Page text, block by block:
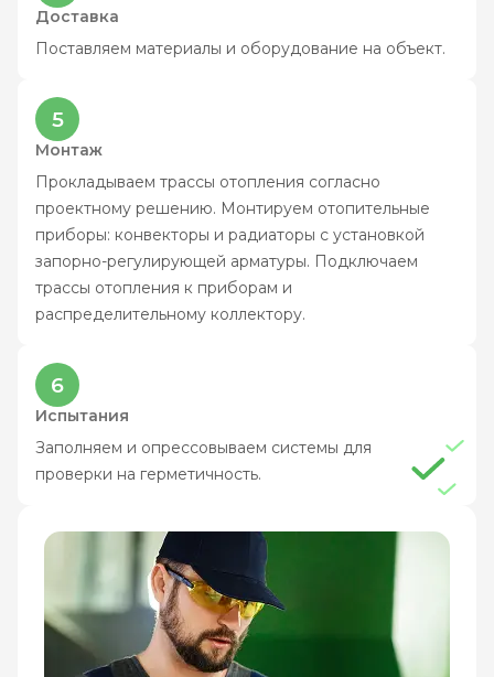
Доставка
Поставляем материалы и оборудование на объект.
5
Монтаж
Прокладываем трассы отопления согласно
проектному решению. Монтируем отопительные
приборы: конвекторы и радиаторы с установкой
запорно-регулирующей арматуры. Подключаем
трассы отопления к приборам и
распределительному коллектору.
6
Испытания
Заполняем и опрессовываем системы для
проверки на герметичность.